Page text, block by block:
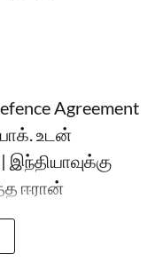
Agreement
உடன்
ஈரான்